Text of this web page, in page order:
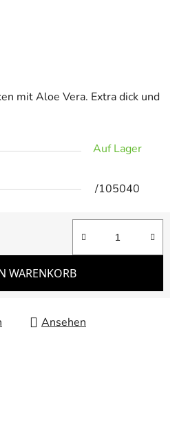
mit Aloe Vera. Extra dick und
Auf Lager
/105040
WARENKORB
Ansehen